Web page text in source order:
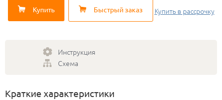
Купить Быстрый заказ Купить в рассрочку
Инструкция
Схема
Краткие характеристики